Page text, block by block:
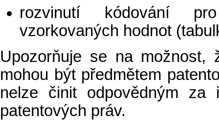
rozvinutí kódování
vzorkovaných hodnot
Upozorňuje se na možnost,
mohou být předmětem
nelze činit odpovědným za
patentových práv.